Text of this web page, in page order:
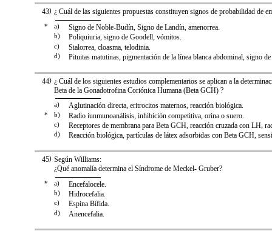
)
43 ¿ Cuál de las siguientes propuestas constituyen signos de probabilidad de
* a) Signo de Noble-Budín, Signo de Landín, amenorrea.
b) Poliquiuria, signo de Goodell, vómitos.
c) Sialorrea, cloasma, telodinia.
d) Pituitas matutinas, pigmentación de la línea blanca abdominal, signo
)
44 ¿ Cuál de los siguientes estudios complementarios se aplican a la
Beta de la Gonadotrofina Coriónica Humana (Beta GCH) ?
a) Aglutinación directa, eritrocitos maternos, reacción biológica.
* b) Radio iunmunoanálisis, inhibición competitiva, orina o suero.
c) Receptores de membrana para Beta GCH, reacción cruzada con LH,
d) Reacción biológica, partículas de látex adsorbidas con Beta GCH,
)
45 Según Williams:
¿Qué anomalía determina el Síndrome de Meckel- Gruber?
* a) Encefalocele.
b) Hidrocefalia.
c) Espina Bífida.
d) Anencefalia.